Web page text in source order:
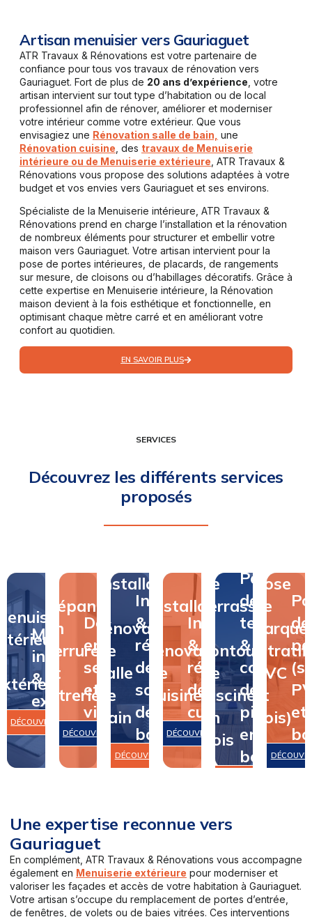
Artisan menuisier vers Gauriaguet
ATR Travaux & Rénovations est votre partenaire de
confiance pour tous vos travaux de rénovation vers
Gauriaguet. Fort de plus de 20 ans d’expérience , votre
artisan intervient sur tout type d’habitation ou de local
professionnel afin de rénover, améliorer et moderniser
votre intérieur comme votre extérieur. Que vous
envisagiez une Rénovation salle de bain, une
Rénovation cuisine , des travaux de Menuiserie
intérieure ou de Menuiserie extérieure , ATR Travaux &
Rénovations vous propose des solutions adaptées à votre
budget et vos envies vers Gauriaguet et ses environs.
Spécialiste de la Menuiserie intérieure, ATR Travaux &
Rénovations prend en charge l’installation et la rénovation
de nombreux éléments pour structurer et embellir votre
maison vers Gauriaguet. Votre artisan intervient pour la
pose de portes intérieures, de placards, de rangements
sur mesure, de cloisons ou d’habillages décoratifs. Grâce à
cette expertise en Menuiserie intérieure, la Rénovation
maison devient à la fois esthétique et fonctionnelle, en
optimisant chaque mètre carré et en améliorant votre
confort au quotidien.
EN SAVOIR PLUS
SERVICES
Découvrez les différents services
proposés
Menuiserie
intérieure
&
extérieure
DÉCOUVRIR
Dépannage
en
serrurerie
et
vitrerie
Dépannage
en
serrurerie
et
vitrerie
DÉCOUVRIR
Installation
&
rénovation
de
salle
de
bain
Installation
rénovation
de
salle
de
bain
DÉCOUVRIR
Installation
&
rénovation
de
cuisine
Installation
rénovation
de
cuisine
DÉCOUVRIR
Pose
de
terrasse
&
contour
de
piscine
en
bois
de
terrasse
contour
de
piscine
en
bois
de
et
Pose
de
PVC
et
bois)
Une expertise reconnue vers
Gauriaguet
En complément, ATR Travaux & Rénovations vous accompagne
également en Menuiserie extérieure pour moderniser et
valoriser les façades et accès de votre habitation à Gauriaguet.
Votre artisan s’occupe du remplacement de portes d’entrée,
de fenêtres, de volets ou de baies vitrées. Ces interventions